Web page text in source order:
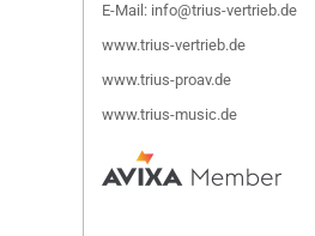
E-Mail: info@trius-vertrieb.de
www.trius-vertrieb.de
www.trius-proav.de
www.trius-music.de